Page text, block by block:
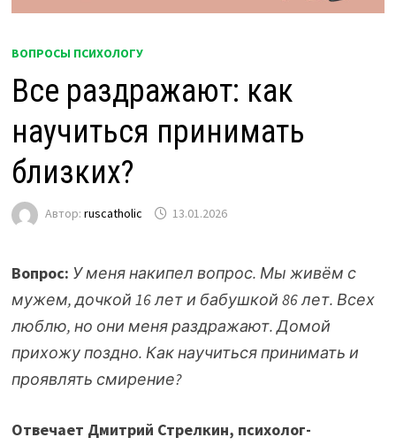
ВОПРОСЫ ПСИХОЛОГУ
Все раздражают: как
научиться принимать
близких?
Автор:ruscatholic 13.01.2026
Вопрос: У меня накипел вопрос. Мы живём с
мужем, дочкой 16 лет и бабушкой 86 лет. Всех
люблю, но они меня раздражают. Домой
прихожу поздно. Как научиться принимать и
проявлять смирение?
Отвечает Дмитрий Стрелкин, психолог-